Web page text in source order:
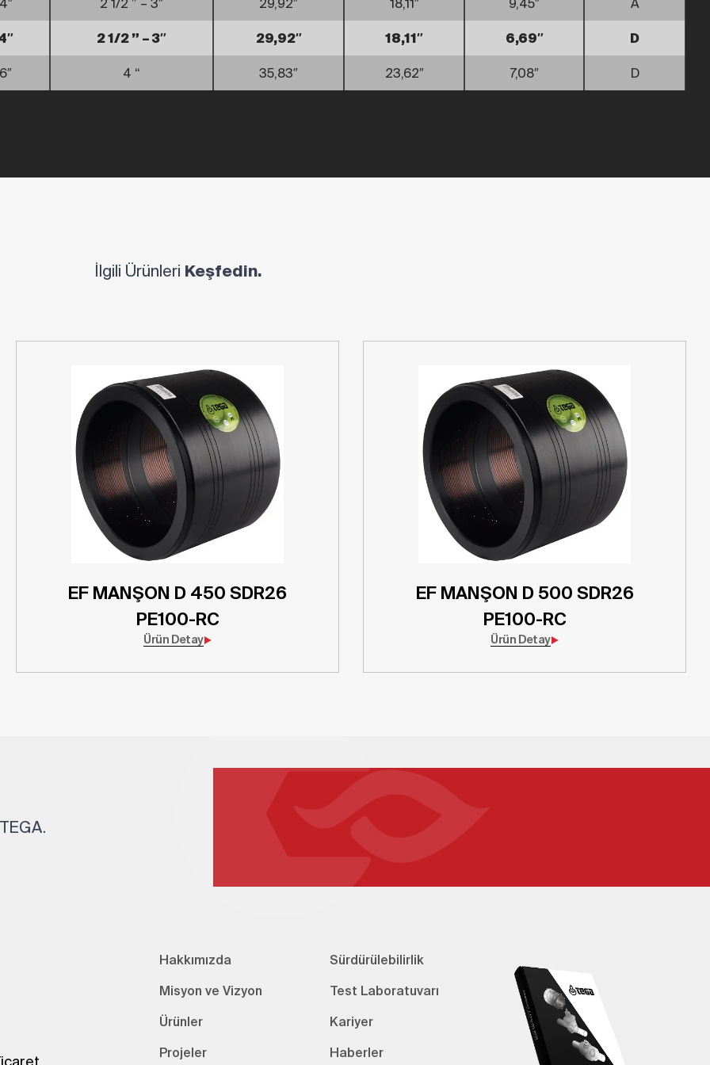
2 1/2 ” – 3″ 29,92″ 18,11″ 9,45″ A
2 1/2 ” – 3″ 29,92″ 18,11″ 6,69″ D
6″ 4 “ 35,83″ 23,62″ 7,08″ D
İlgili Ürünleri Keşfedin.
EF MANŞON D 450 SDR26
PE100-RC
Ürün Detay
EF MANŞON D 500 SDR26
PE100-RC
Ürün Detay
Hakkımızda
Misyon ve Vizyon
Ürünler
Projeler
Sürdürülebilirlik
Test Laboratuvarı
Kariyer
Haberler